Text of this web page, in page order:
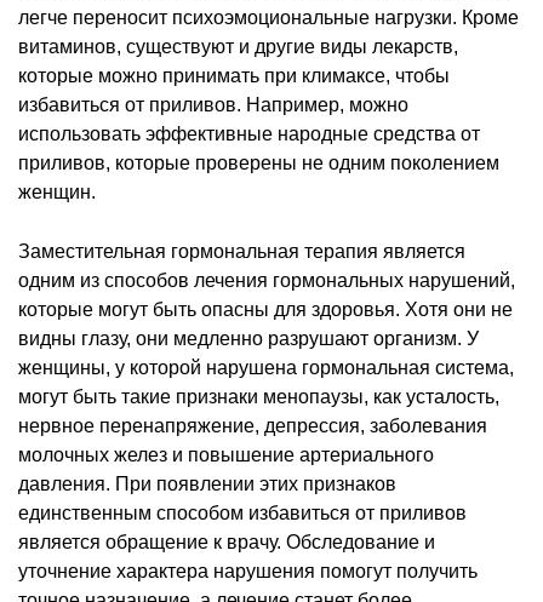
легче переносит психоэмоциональные нагрузки. Кроме
витаминов, существуют и другие виды лекарств,
которые можно принимать при климаксе, чтобы
избавиться от приливов. Например, можно
использовать эффективные народные средства от
приливов, которые проверены не одним поколением
женщин.
Заместительная гормональная терапия является
одним из способов лечения гормональных нарушений,
которые могут быть опасны для здоровья. Хотя они не
видны глазу, они медленно разрушают организм. У
женщины, у которой нарушена гормональная система,
могут быть такие признаки менопаузы, как усталость,
нервное перенапряжение, депрессия, заболевания
молочных желез и повышение артериального
давления. При появлении этих признаков
единственным способом избавиться от приливов
является обращение к врачу. Обследование и
уточнение характера нарушения помогут получить